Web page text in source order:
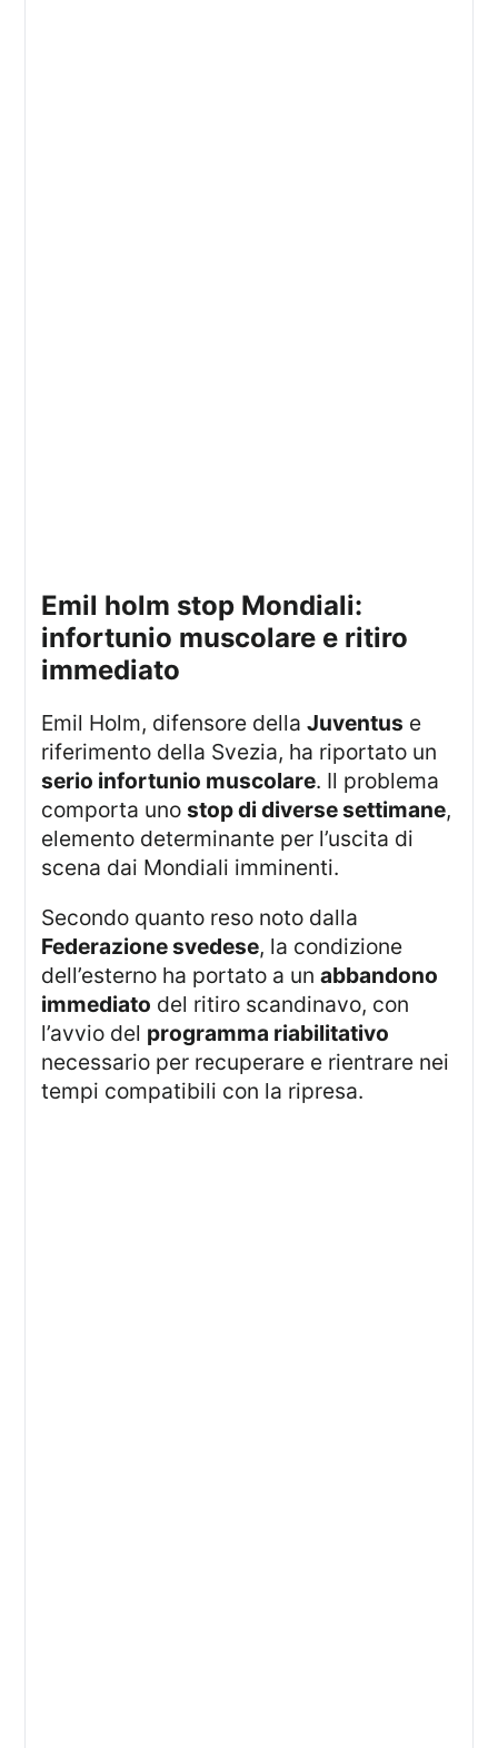
emil holm stop Mondiali:
infortunio muscolare e ritiro
immediato
Emil Holm, difensore dellaJuventus e
riferimento della Svezia, ha riportato un
serio infortunio muscolare. Il problema
comporta unostop di diverse settimane,
elemento determinante per l’uscita di
scena dai Mondiali imminenti.
Secondo quanto reso noto dalla
Federazione svedese, la condizione
dell’esterno ha portato a unabbandono
immediato del ritiro scandinavo, con
l’avvio del programma riabilitativo
necessario per recuperare e rientrare nei
tempi compatibili con la ripresa.